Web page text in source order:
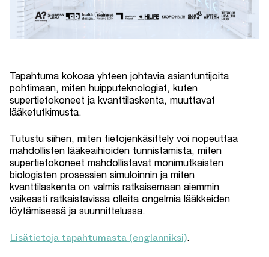
Tapahtuma kokoaa yhteen johtavia asiantuntijoita
pohtimaan, miten huipputeknologiat, kuten
supertietokoneet ja kvanttilaskenta, muuttavat
lääketutkimusta.
Tutustu siihen, miten tietojenkäsittely voi nopeuttaa
mahdollisten lääkeaihioiden tunnistamista, miten
supertietokoneet mahdollistavat monimutkaisten
biologisten prosessien simuloinnin ja miten
kvanttilaskenta on valmis ratkaisemaan aiemmin
vaikeasti ratkaistavissa olleita ongelmia lääkkeiden
löytämisessä ja suunnittelussa.
Lisätietoja tapahtumasta (englanniksi).